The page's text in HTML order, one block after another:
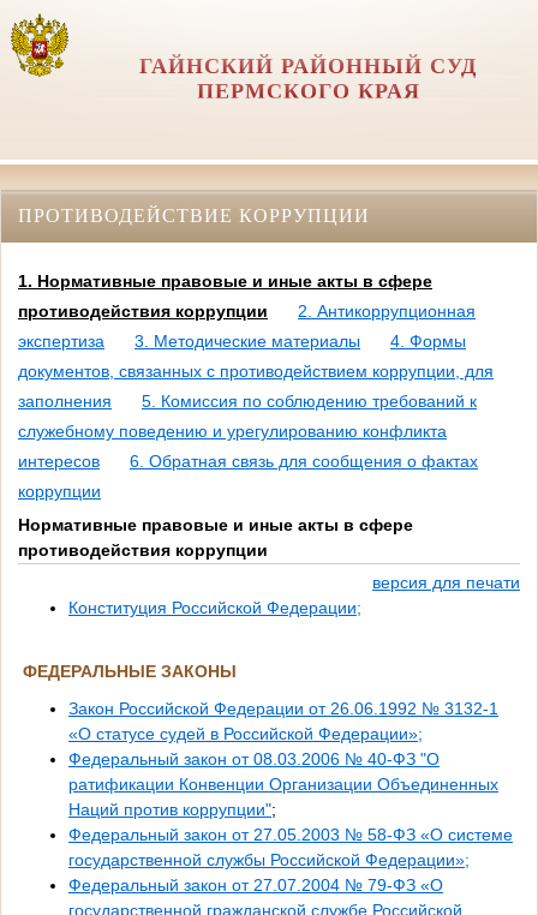
ГАЙНСКИЙ РАЙОННЫЙ СУД
ПЕРМСКОГО КРАЯ
ПРОТИВОДЕЙСТВИЕ КОРРУПЦИИ
1. Нормативные правовые и иные акты в сфере
противодействия коррупции
2. Антикоррупционная
экспертиза
3. Методические материалы
4. Формы
документов, связанных с противодействием коррупции, для
заполнения
5. Комиссия по соблюдению требований к
служебному поведению и урегулированию конфликта
интересов
6. Обратная связь для сообщения о фактах
коррупции
Нормативные правовые и иные акты в сфере
противодействия коррупции
версия для печати
Конституция Российской Федерации;
ФЕДЕРАЛЬНЫЕ ЗАКОНЫ
Закон Российской Федерации от 26.06.1992 № 3132-1
«О статусе судей в Российской Федерации»;
Федеральный закон от 08.03.2006 № 40-ФЗ "О
ратификации Конвенции Организации Объединенных
Наций против коррупции";
Федеральный закон от 27.05.2003 № 58-ФЗ «О системе
государственной службы Российской Федерации»;
Федеральный закон от 27.07.2004 № 79-ФЗ «О
государственной гражданской службе Российской